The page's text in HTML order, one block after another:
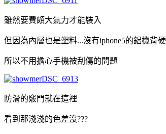
雖然要費頗大氣力才能裝入
但因為內層也是塑料...沒有iphone5的鋁機背硬
所以不用擔心手機被刮傷的問題
防滑的竅門就在這裡
看到那淺淺的色差沒???